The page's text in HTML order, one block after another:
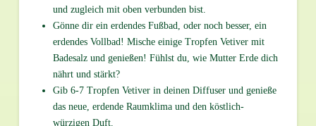
und zugleich mit oben verbunden bist.
Gönne dir ein erdendes Fußbad, oder noch besser, ein
erdendes Vollbad! Mische einige Tropfen Vetiver mit
Badesalz und genießen! Fühlst du, wie Mutter Erde dich
nährt und stärkt?
Gib 6-7 Tropfen Vetiver in deinen Diffuser und genieße
das neue, erdende Raumklima und den köstlich-
würzigen Duft.